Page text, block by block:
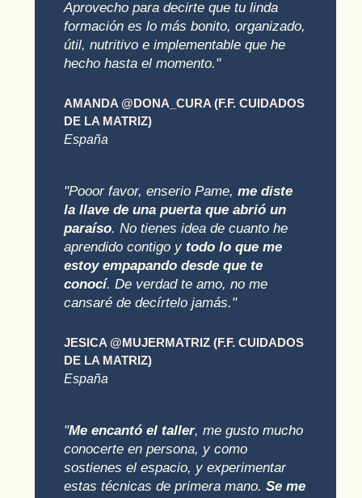
Aprovecho para decirte que tu linda
formación es lo más bonito, organizado,
útil, nutritivo e implementable que he
hecho hasta el momento."
AMANDA @DONA_CURA (F.F. CUIDADOS
DE LA MATRIZ)
España
"Pooor favor, enserio Pame,me diste
la llave de una puerta que abrió un
paraíso. No tienes idea de cuanto he
aprendido contigo ytodo lo que me
estoy empapando desde que te
conocí. De verdad te amo, no me
cansaré de decírtelo jamás."
JESICA @MUJERMATRIZ (F.F. CUIDADOS
DE LA MATRIZ)
España
"Me encantó el taller, me gusto mucho
conocerte en persona, y como
sostienes el espacio, y experimentar
estas técnicas de primera mano.Se me